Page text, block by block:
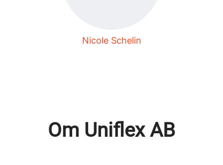
Nicole Schelin
Om Uniflex AB